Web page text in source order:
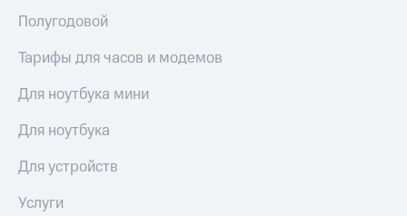
Полугодовой
Тарифы для часов и модемов
Для ноутбука мини
Для ноутбука
Для устройств
Услуги